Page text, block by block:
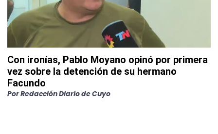
Con ironías, Pablo Moyano opinó por primera
vez sobre la detención de su hermano
Facundo
PorRedacción Diario de Cuyo